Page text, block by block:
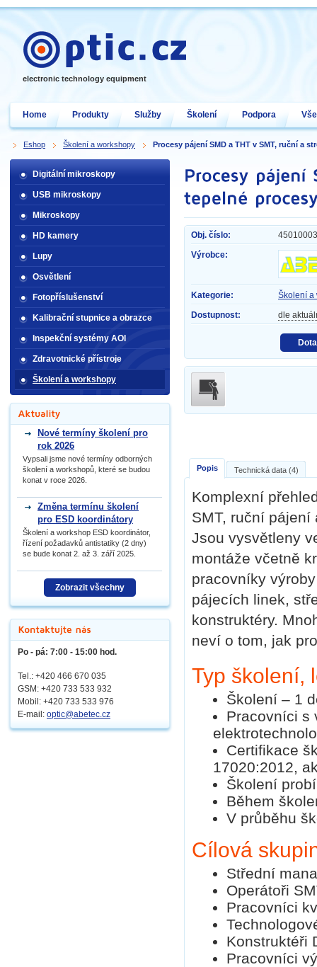
Eshop Školení a workshopy Procesy pájení SMD a THT v SMT, ruční a
Obj. číslo:
Výrobce:
Kategorie:
Školení a
Dostupnost:
dle
Popis Technická data (4)
Komplexní
SMT, ruční
Jsou vysvětleny
montáže včetně
pracovníky
pájecích linek,
konstruktéry.
neví o tom, jak
Typ školení,
Školení – 1
Pracovníci s
Certifikace
17020:2012,
Školení
Během
V průběhu
Cílová
Střední
Operátoři
Pracovníci
Konstruktéři
Pracovníci
Digitální mikroskopy
USB mikroskopy
Mikroskopy
HD kamery
Lupy
Osvětlení
Fotopříslušenství
Kalibrační stupnice a obrazce
Inspekční systémy AOI
Zdravotnické přístroje
Školení a workshopy
Nové termíny školení pro
rok 2026
Vypsali jsme nové termíny odborných
školení a workshopů, které se budou
konat v roce 2026.
Změna termínu školení
pro ESD koordinátory
Školení a workshop ESD koordinátor,
řízení požadavků antistatiky (2 dny)
se bude konat 2. až 3. září 2025.
Zobrazit všechny
Po - pá: 7:00 - 15:00 hod.
Tel.: +420 466 670 035
GSM: +420 733 533 932
Mobil: +420 733 533 976
E-mail: optic@abetec.cz
electronic technology equipment
Home Produkty Služby Školení Podpora